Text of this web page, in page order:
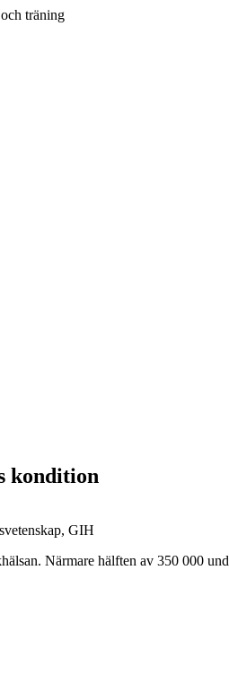
träning
kondition
GIH
Närmare hälften av 350 000